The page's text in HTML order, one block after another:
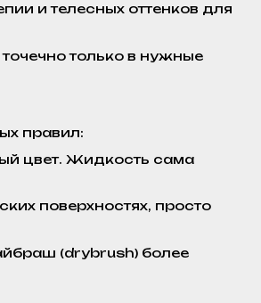
и телесных оттенков для
только в нужные
правил:
цвет. Жидкость сама
поверхностях, просто
(drybrush) более